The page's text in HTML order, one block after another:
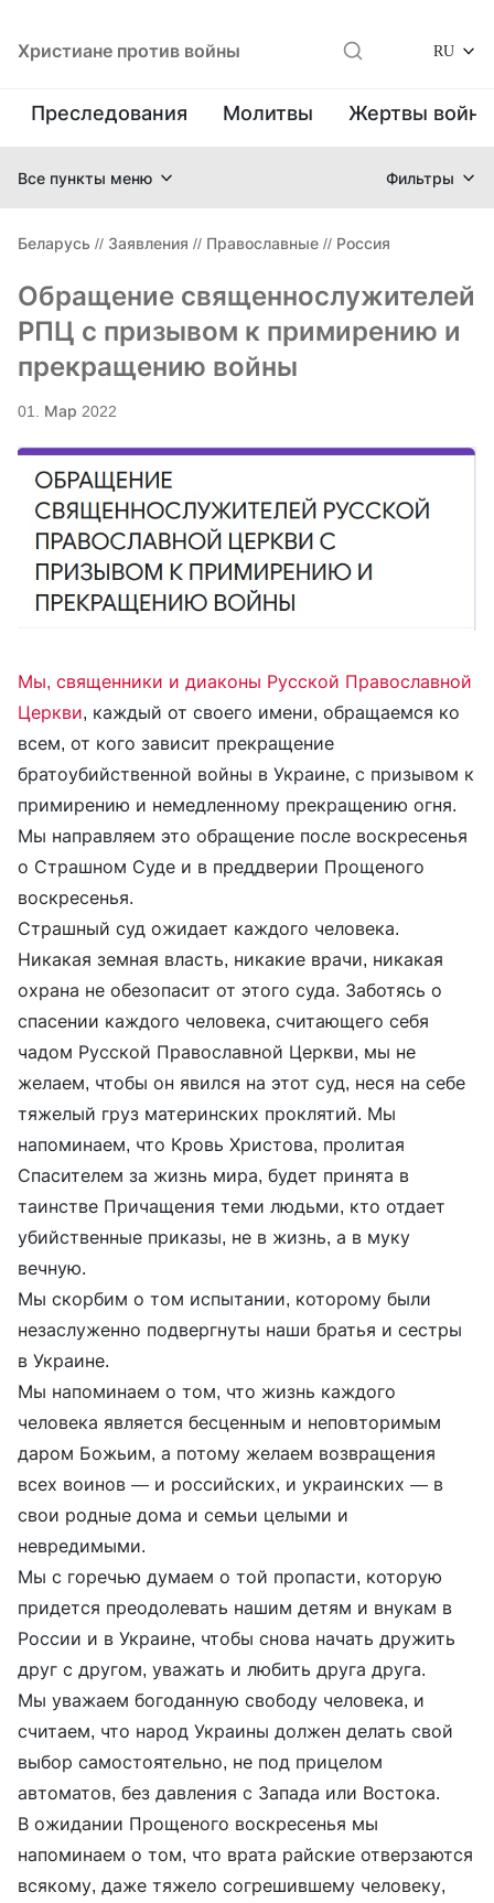
Христиане против войны RU
Преследования Молитвы Жертвы
Все пункты меню Фильтры
Беларусь // Заявления // Православные // Россия
Обращение священнослужителей
РПЦ с призывом к примирению и
прекращению войны
01. Мар 2022
Мы, священники и диаконы Русской Православной
Церкви, каждый от своего имени, обращаемся ко
всем, от кого зависит прекращение
братоубийственной войны в Украине, с призывом к
примирению и немедленному прекращению огня.
Мы направляем это обращение после воскресенья
о Страшном Суде и в преддверии Прощеного
воскресенья.
Страшный суд ожидает каждого человека.
Никакая земная власть, никакие врачи, никакая
охрана не обезопасит от этого суда. Заботясь о
спасении каждого человека, считающего себя
чадом Русской Православной Церкви, мы не
желаем, чтобы он явился на этот суд, неся на себе
тяжелый груз материнских проклятий. Мы
напоминаем, что Кровь Христова, пролитая
Спасителем за жизнь мира, будет принята в
таинстве Причащения теми людьми, кто отдает
убийственные приказы, не в жизнь, а в муку
вечную.
Мы скорбим о том испытании, которому были
незаслуженно подвергнуты наши братья и сестры
в Украине.
Мы напоминаем о том, что жизнь каждого
человека является бесценным и неповторимым
даром Божьим, а потому желаем возвращения
всех воинов — и российских, и украинских — в
свои родные дома и семьи целыми и
невредимыми.
Мы с горечью думаем о той пропасти, которую
придется преодолевать нашим детям и внукам в
России и в Украине, чтобы снова начать дружить
друг с другом, уважать и любить друга друга.
Мы уважаем богоданную свободу человека, и
считаем, что народ Украины должен делать свой
выбор самостоятельно, не под прицелом
автоматов, без давления с Запада или Востока.
В ожидании Прощеного воскресенья мы
напоминаем о том, что врата райские отверзаются
всякому, даже тяжело согрешившему человеку,